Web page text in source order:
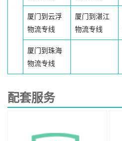
厦门到云浮
物流专线
厦门到湛江
物流专线
厦门到珠海
物流专线
配套服务